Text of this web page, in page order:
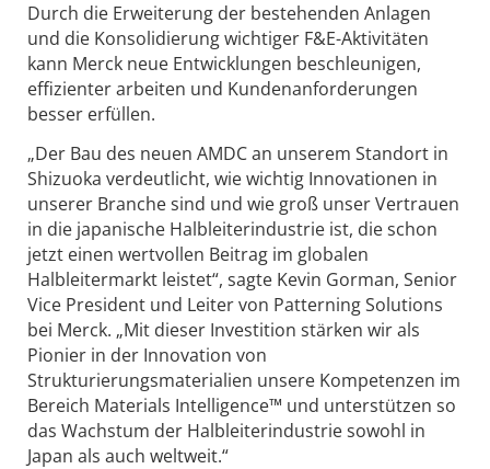
Durch die Erweiterung der bestehenden Anlagen
und die Konsolidierung wichtiger F&E-Aktivitäten
kann Merck neue Entwicklungen beschleunigen,
effizienter arbeiten und Kundenanforderungen
besser erfüllen.
„Der Bau des neuen AMDC an unserem Standort in
Shizuoka verdeutlicht, wie wichtig Innovationen in
unserer Branche sind und wie groß unser Vertrauen
in die japanische Halbleiterindustrie ist, die schon
jetzt einen wertvollen Beitrag im globalen
Halbleitermarkt leistet“, sagte Kevin Gorman, Senior
Vice President und Leiter von Patterning Solutions
bei Merck. „Mit dieser Investition stärken wir als
Pionier in der Innovation von
Strukturierungsmaterialien unsere Kompetenzen im
Bereich Materials Intelligence™ und unterstützen so
das Wachstum der Halbleiterindustrie sowohl in
Japan als auch weltweit.“